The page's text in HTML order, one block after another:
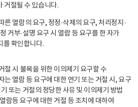
거절될 수 있습니다.
른 열람의 요구, 정정·삭제의 요구, 처리정지·
거부·설명 요구 시 열람 등 요구를 한 자가
를 확인합니다.
절 시 불복을 위한 이의제기 요구할 수
는 열람 등 요구에 대한 연기 또는 거절 시, 요구
또는 거절의 정당한 사유 및 이의제기 방법
람등 요구에 대한 거절 등 조치에 대하여